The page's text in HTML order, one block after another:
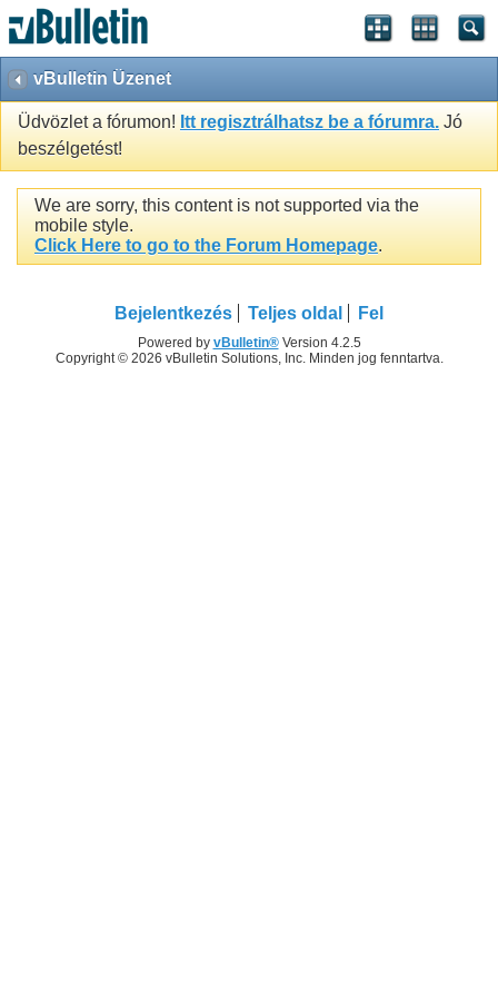
vBulletin Üzenet
Üdvözlet a fórumon! Itt regisztrálhatsz be a fórumra. Jó
beszélgetést!
We are sorry, this content is not supported via the
mobile style.
Click Here to go to the Forum Homepage.
Bejelentkezés Teljes oldal Fel
Powered by vBulletin®Version 4.2.5
Copyright © 2026 vBulletin Solutions, Inc. Minden jog fenntartva.